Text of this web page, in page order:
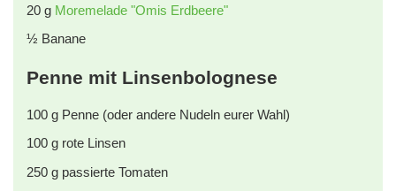
20 g Moremelade "Omis Erdbeere"
½ Banane
Penne mit Linsenbolognese
100 g Penne (oder andere Nudeln eurer Wahl)
100 g rote Linsen
250 g passierte Tomaten